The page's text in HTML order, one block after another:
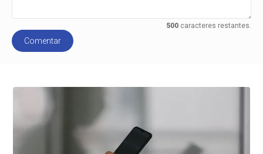
500caracteres restantes.
Comentar